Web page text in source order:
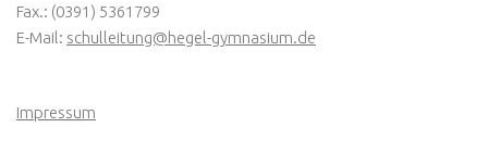
Fax.: (0391) 5361799
E-Mail: schulleitung@hegel-gymnasium.de
Impressum